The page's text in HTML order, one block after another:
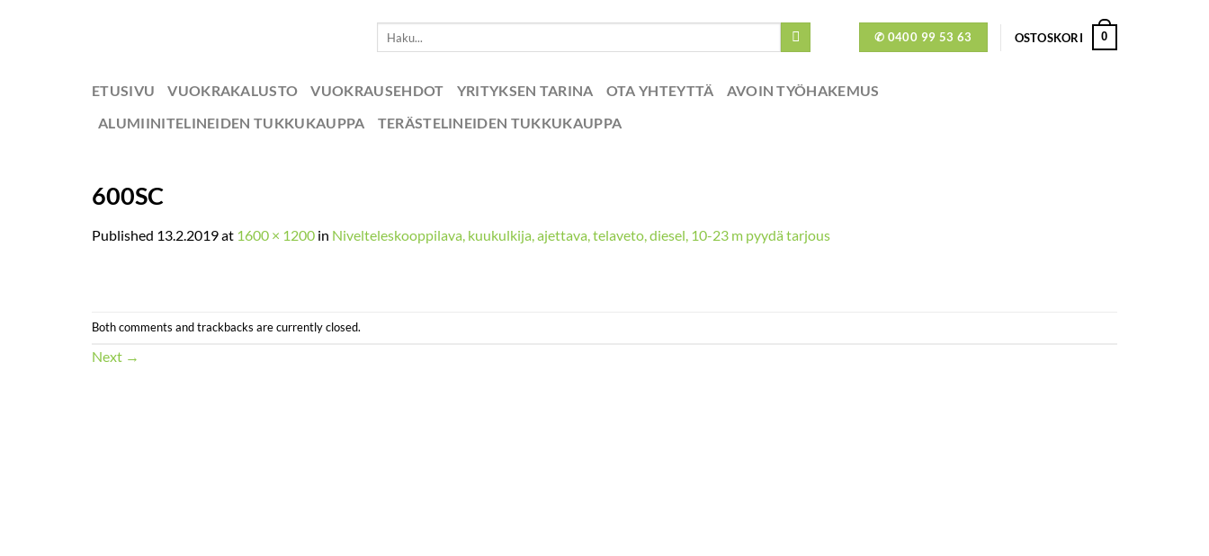
✆ 0400 99 53 63 OSTOSKORI 0
ETUSIVU VUOKRAKALUSTO VUOKRAUSEHDOT YRITYKSEN TARINA OTA YHTEYTTÄ
AVOIN TYÖHAKEMUS
ALUMIINITELINEIDEN TUKKUKAUPPA
TERÄSTELINEIDEN TUKKUKAUPPA
600SC
Published 13.2.2019at 1600 × 1200 in Nivelteleskooppilava, kuukulkija, ajettava, telaveto, diesel, 10-23 m pyydä tarjous
Both comments and trackbacks are currently closed.
Next →